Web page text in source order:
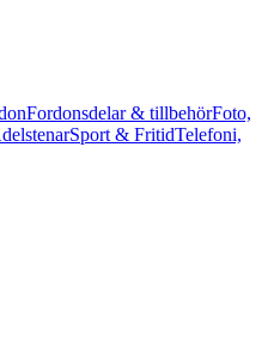
Fordonsdelar & tillbehörFoto,
Sport & FritidTelefoni,